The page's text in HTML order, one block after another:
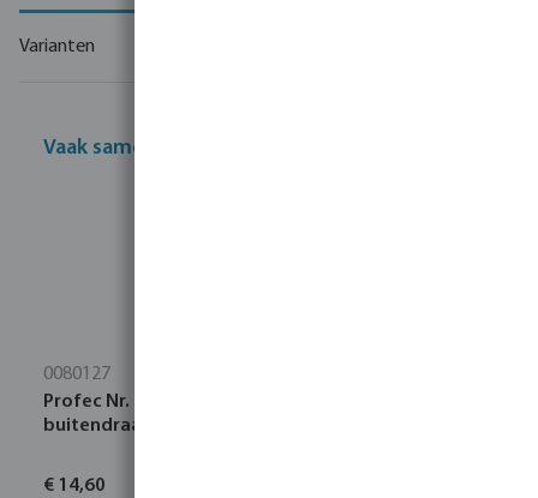
Varianten
Vaak samen gekocht
0080127
Profec Nr. 245 Verloopnippel RVS 316 1 1/2" x 3/4"
buitendraad 16bar
€ 14,60